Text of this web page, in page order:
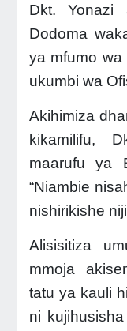
Dkt. Yonazi
Dodoma
ya mfumo wa
ukumbi wa
Akihimiza
kikamilifu,
maarufu ya
“Niambie
nishirikishe
Alisisitiza
mmoja
tatu ya kauli
ni